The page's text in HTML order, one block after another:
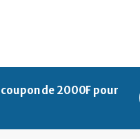
coupon de 2000F pour